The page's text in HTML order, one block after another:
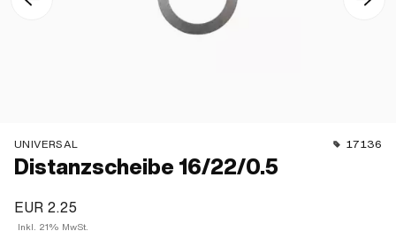
UNIVERSAL 17136
Distanzscheibe 16/22/0.5
EUR 2.25
Inkl. 21% MwSt.